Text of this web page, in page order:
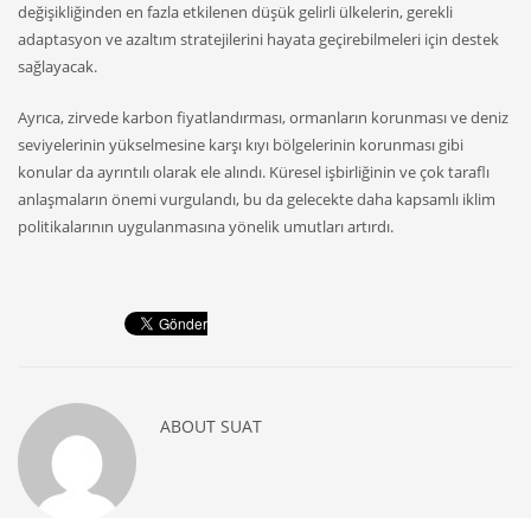
değişikliğinden en fazla etkilenen düşük gelirli ülkelerin, gerekli
adaptasyon ve azaltım stratejilerini hayata geçirebilmeleri için destek
sağlayacak.
Ayrıca, zirvede karbon fiyatlandırması, ormanların korunması ve deniz
seviyelerinin yükselmesine karşı kıyı bölgelerinin korunması gibi
konular da ayrıntılı olarak ele alındı. Küresel işbirliğinin ve çok taraflı
anlaşmaların önemi vurgulandı, bu da gelecekte daha kapsamlı iklim
politikalarının uygulanmasına yönelik umutları artırdı.
ABOUT SUAT